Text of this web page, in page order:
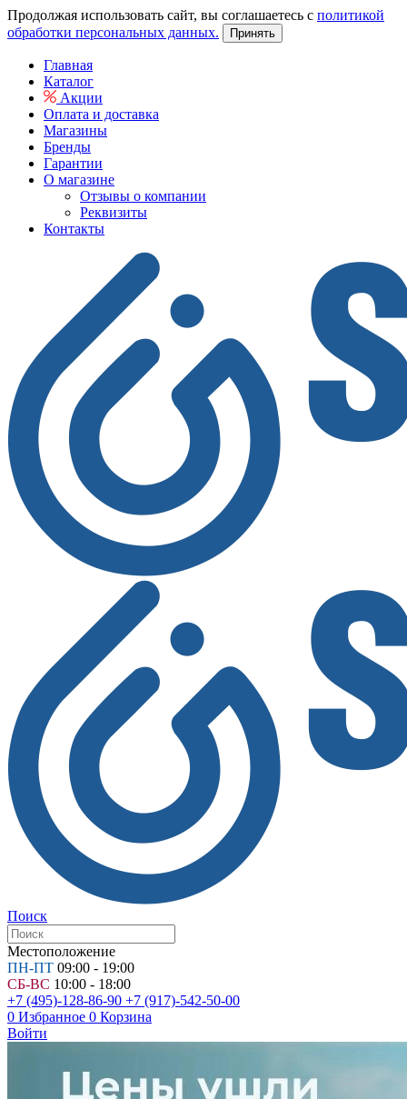
Продолжая использовать сайт, вы соглашаетесь с политикой
обработки персональных данных.
Принять
Главная
Каталог
Акции
Оплата и доставка
Магазины
Бренды
Гарантии
О магазине
Отзывы о компании
Реквизиты
Контакты
Поиск
Местоположение
ПН-ПТ 09:00 - 19:00
СБ-ВС 10:00 - 18:00
+7 (495)-128-86-90 +7 (917)-542-50-00
0 Избранное 0 Корзина
Войти